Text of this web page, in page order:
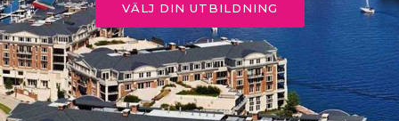
VÄLJ DIN UTBILDNING